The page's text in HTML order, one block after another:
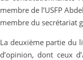
membre de l’USFP
membre du secrétariat
La deuxième partie du
d’opinion, dont ceux